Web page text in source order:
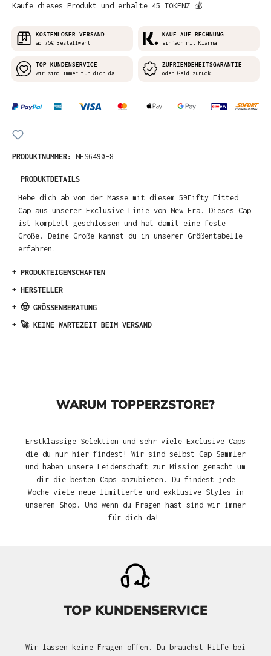
Kaufe dieses Produkt und erhalte 45 TOKENZ 💰
KOSTENLOSER VERSAND
ab 75€ Bestellwert
KAUF AUF RECHNUNG
einfach mit Klarna
TOP KUNDENSERVICE
wir sind immer für dich da!
ZUFRIENDEHEITSGARANTIE
oder Geld zurück!
PRODUKTNUMMER: NES6490-8
- PRODUKTDETAILS
Hebe dich ab von der Masse mit diesem 59Fifty Fitted
Cap aus unserer Exclusive Linie von New Era. Dieses Cap
ist komplett geschlossen und hat damit eine feste
Größe. Deine Größe kannst du in unserer Größentabelle
erfahren.
+ PRODUKTEIGENSCHAFTEN
+ HERSTELLER
+ 🤠 GRÖSSENBERATUNG
+ 🚀 KEINE WARTEZEIT BEIM VERSAND
WARUM TOPPERZSTORE?
Erstklassige Selektion und sehr viele Exclusive Caps
die du nur hier findest! Wir sind selbst Cap Sammler
und haben unsere Leidenschaft zur Mission gemacht um
dir die besten Caps anzubieten. Du findest jede
Woche viele neue limitierte und exklusive Styles in
unserem Shop. Und wenn du Fragen hast sind wir immer
für dich da!
TOP KUNDENSERVICE
Wir lassen keine Fragen offen. Du brauchst Hilfe bei